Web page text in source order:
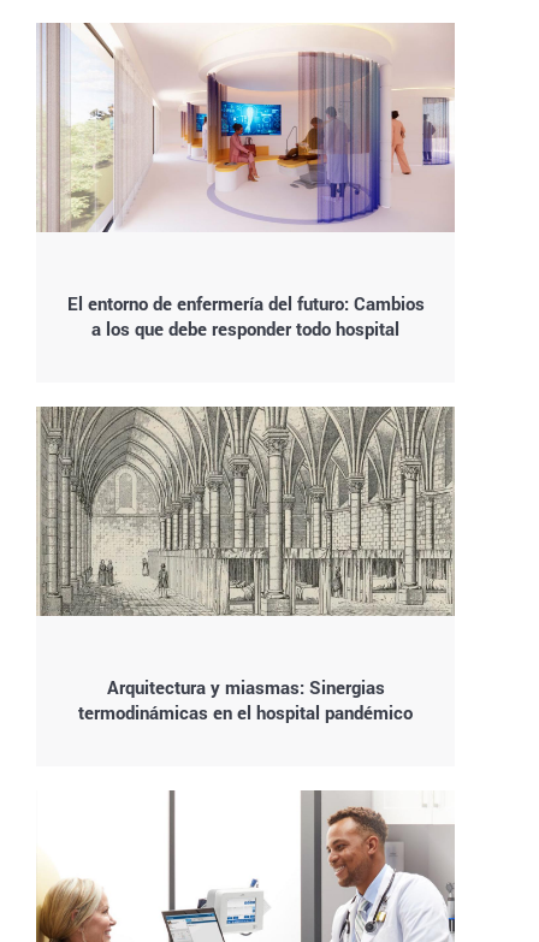
El entorno de enfermería del futuro: Cambios
a los que debe responder todo hospital
Arquitectura y miasmas: Sinergias
termodinámicas en el hospital pandémico